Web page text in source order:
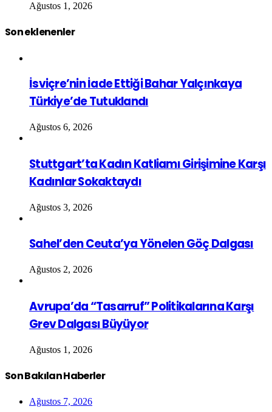
Ağustos 1, 2026
Son eklenenler
İsviçre’nin İade Ettiği Bahar Yalçınkaya
Türkiye’de Tutuklandı
Ağustos 6, 2026
Stuttgart’ta Kadın Katliamı Girişimine Karşı
Kadınlar Sokaktaydı
Ağustos 3, 2026
Sahel’den Ceuta’ya Yönelen Göç Dalgası
Ağustos 2, 2026
Avrupa’da “Tasarruf” Politikalarına Karşı
Grev Dalgası Büyüyor
Ağustos 1, 2026
Son Bakılan Haberler
Ağustos 7, 2026